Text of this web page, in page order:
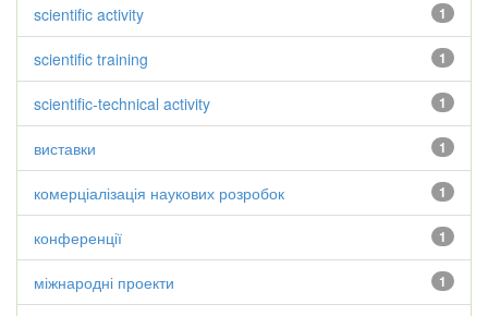
1
scientific activity
1
scientific training
1
scientific-technical activity
1
виставки
1
комерціалізація наукових розробок
1
конференції
1
міжнародні проекти